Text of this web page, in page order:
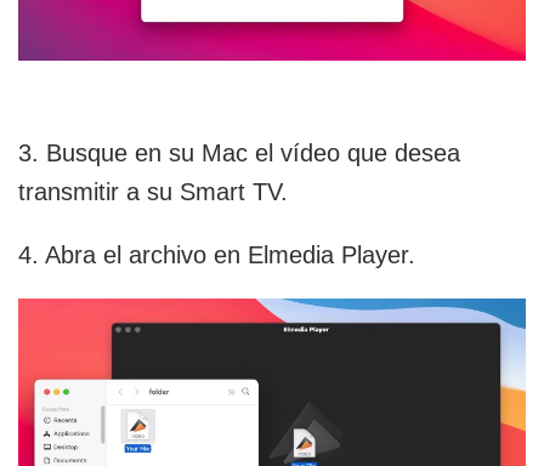
3. Busque en su Mac el vídeo que desea
transmitir a su Smart TV.
4. Abra el archivo en Elmedia Player.